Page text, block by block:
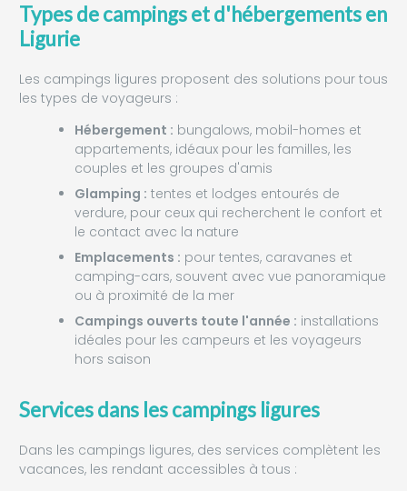
Types de campings et d'hébergements en
Ligurie
Les campings ligures proposent des solutions pour tous
les types de voyageurs :
Hébergement : bungalows, mobil-homes et
appartements, idéaux pour les familles, les
couples et les groupes d'amis
Glamping : tentes et lodges entourés de
verdure, pour ceux qui recherchent le confort et
le contact avec la nature
Emplacements : pour tentes, caravanes et
camping-cars, souvent avec vue panoramique
ou à proximité de la mer
Campings ouverts toute l'année : installations
idéales pour les campeurs et les voyageurs
hors saison
Services dans les campings ligures
Dans les campings ligures, des services complètent les
vacances, les rendant accessibles à tous :